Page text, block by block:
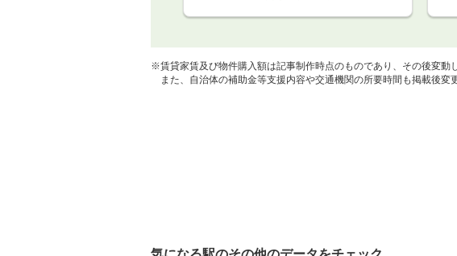
※賃貸家賃及び物件購入額は記事制作時点のものであり、その後変動
また、自治体の補助金等支援内容や交通機関の所要時間も掲載後変